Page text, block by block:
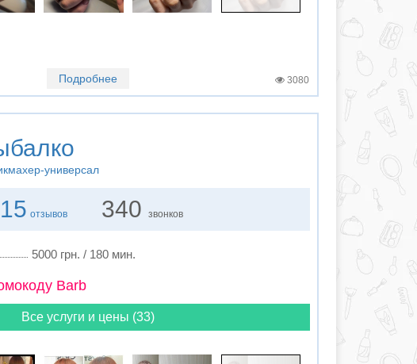
Подробнее 3080
универсал
15 отзывов 340 звонков
5000 грн. / 180 мин.
Barb
Все услуги и цены (33)